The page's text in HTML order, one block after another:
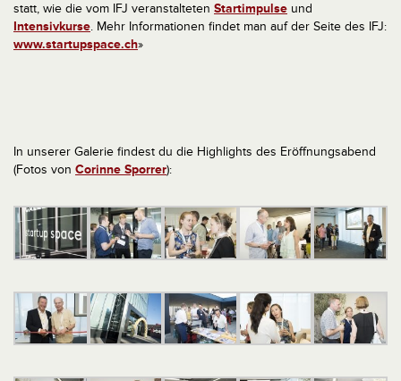
statt, wie die vom IFJ veranstalteten Startimpulse und
Intensivkurse. Mehr Informationen findet man auf der Seite des IFJ:
www.startupspace.ch»
In unserer Galerie findest du die Highlights des Eröffnungsabend
(Fotos von Corinne Sporrer):